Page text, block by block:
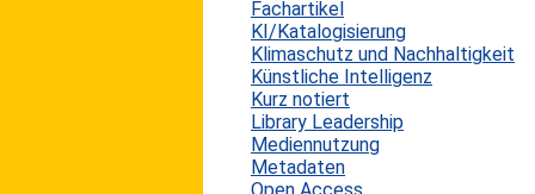
Fachartikel
KI/Katalogisierung
Klimaschutz und Nachhaltigkeit
Künstliche Intelligenz
Kurz notiert
Library Leadership
Mediennutzung
Metadaten
LEARNTEC ist nach eigenen Angaben die wichtigste
internationale Plattform für digitales und lebenslanges
Lernen. Die diesjährige Ausgabe widmet sich Themen
wie Bildungsmanagement (E-Learning, Social Media),
Content/Contentproduktion (Web Based Training,
Mobile Content), Hardware/Ausstattung
(Präsentationstechnik, Mobile Endgeräte), Tools und
Technologien (Learning Management Systems, Virtual